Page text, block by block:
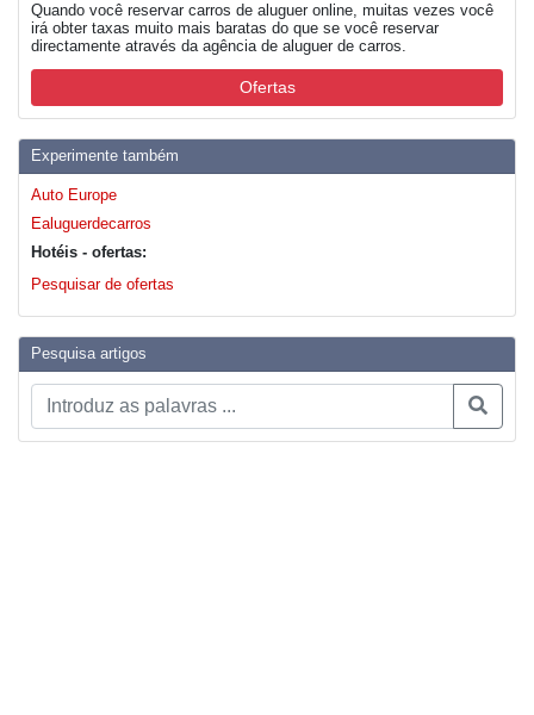
Quando você reservar carros de aluguer online, muitas vezes você
irá obter taxas muito mais baratas do que se você reservar
directamente através da agência de aluguer de carros.
Ofertas
Experimente também
Auto Europe
Ealuguerdecarros
Hotéis - ofertas:
Pesquisar de ofertas
Pesquisa artigos